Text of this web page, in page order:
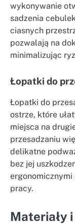
wykonywanie
sadzenia
ciasnych
pozwalają na
minimalizując
Łopatki do
Łopatki do
ostrze, które
miejsca na
przesadzaniu
delikatne
bez jej
pracy.
Materiały